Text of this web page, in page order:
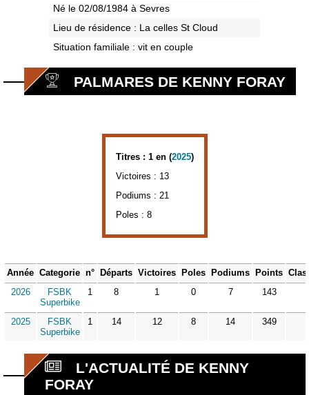
Né le 02/08/1984 à Sevres
Lieu de résidence : La celles St Cloud
Situation familiale : vit en couple
PALMARES DE KENNY FORAY
Titres : 1 en (2025)
Victoires : 13
Podiums : 21
Poles : 8
Année Categorie n° Départs Victoires Poles Podiums Points
2026
FSBK
Superbike
1 8 1 0 7 143
2025
FSBK
Superbike
1 14 12 8 14 349
L'ACTUALITÉ DE KENNY
FORAY